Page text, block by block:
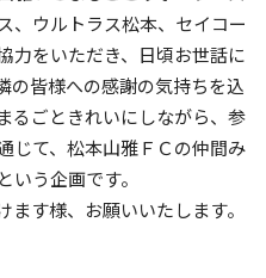
、ウルトラス松本、セイコー
力をいただき、日頃お世話に
の皆様への感謝の気持ちを込
るごときれいにしながら、参
じて、松本山雅ＦＣの仲間み
いう企画です。
す様、お願いいたします。